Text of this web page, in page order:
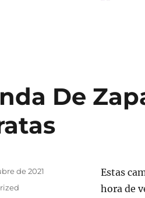
De
Estas
hora de
de 2021